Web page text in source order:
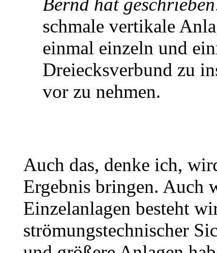
schmale vertikale
einmal einzeln und
Dreiecksverbund zu
vor zu nehmen.
Auch das, denke ich,
Ergebnis bringen. Auch
Einzelanlagen besteht
strömungstechnischer